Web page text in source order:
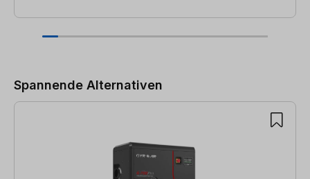
Spannende Alternativen